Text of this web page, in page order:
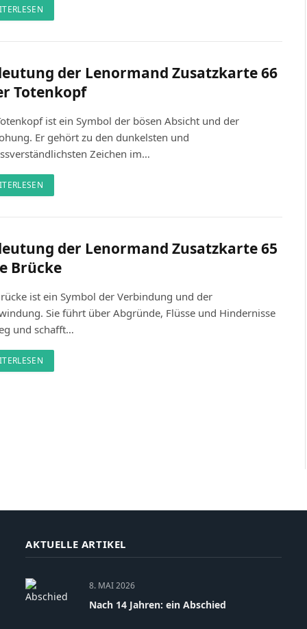
der Lenormand Zusatzkarte 66
Totenkopf
ist ein Symbol der bösen Absicht und der
Er gehört zu den dunkelsten und
Zeichen im…
der Lenormand Zusatzkarte 65
Brücke
ist ein Symbol der Verbindung und der
Sie führt über Abgründe, Flüsse und Hindernisse
und schafft…
AKTUELLE ARTIKEL
8. MAI 2026
Nach 14 Jahren: ein Abschied